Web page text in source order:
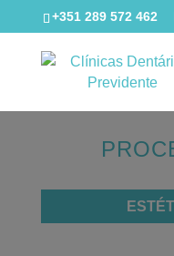
+351 289 572 462